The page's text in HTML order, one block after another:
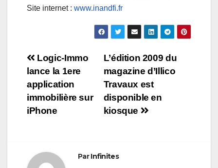
Site internet : www.inandfi.fr
Navigation
de
l’article
L’édition 2009 du
magazine d’Illico
Travaux est
disponible en
kiosque
Logic-Immo
lance la 1ere
application
immobilière sur
iPhone
ParInfinites